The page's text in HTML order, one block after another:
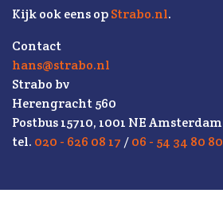
Kijk ook eens opStrabo.nl.
Contact
hans@strabo.nl
Strabo bv
Herengracht 560
Postbus 15710, 1001 NE Amsterdam
tel. 020 - 626 08 17 /06 - 54 34 80 80